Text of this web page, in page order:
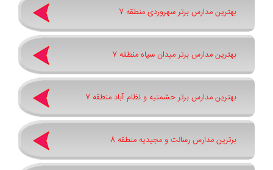
بهترین مدارس برتر سهروردی منطقه 7
بهترین مدارس برتر میدان سپاه منطقه 7
بهترین مدارس برتر حشمتیه و نظام آباد منطقه 7
برترین مدارس رسالت و مجیدیه منطقه 8